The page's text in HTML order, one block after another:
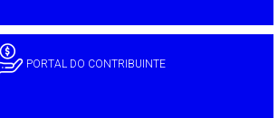
PORTAL DO CONTRIBUINTE